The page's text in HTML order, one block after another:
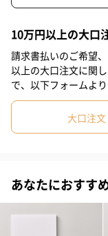
世界中の美味しい食
る食のセレクトショ
す。
DEAN & DELUCAの
結婚式の引出物や内
#部下女性 #部下男性
#弟 #女子大学生
#妻 #夫 #女性
#60代 #70代
10万円以上の大口
請求書払いのご希望
以上の大口注文に関
で、以下フォームよ
大口注
あなたにおすす